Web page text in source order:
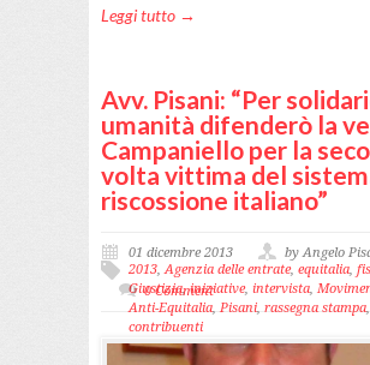
Leggi tutto →
Avv. Pisani: “Per
umanità difenderò la
Campaniello per la
volta vittima del
riscossione italiano”
01 dicembre 2013
by Angelo
2013,Agenzia delle entrate, equitalia,
Giustizia,iniziative, intervista,
Anti-Equitalia,Pisani, rassegna stampa,
contribuenti
0 Comment